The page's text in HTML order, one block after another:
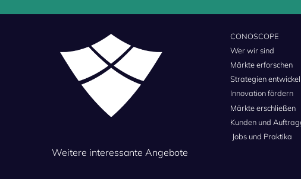
Weitere interessante Angebote
CONOSCOPE
Wer wir sind
Märkte erforschen
Strategien
Innovation fördern
Märkte erschließen
Kunden und
Jobs und Praktika